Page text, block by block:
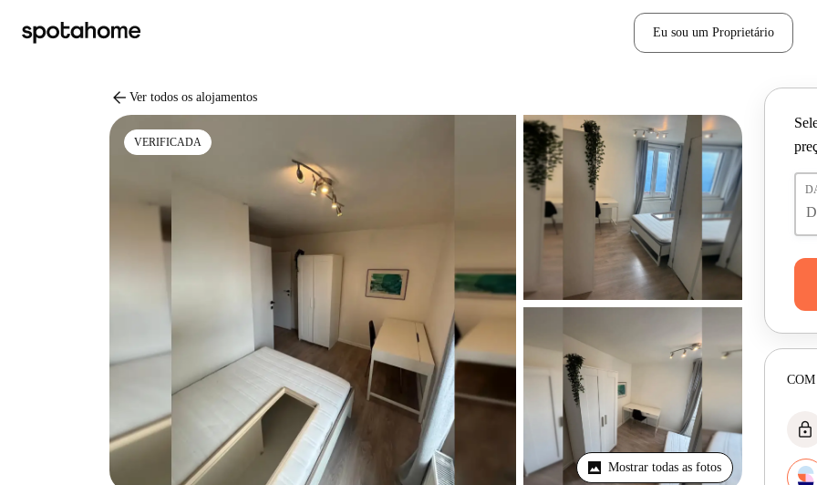
Eu sou um Proprietário
arrow_back Ver todos os alojamentos
VERIFICADA
Mostrar todas as fotos
lock